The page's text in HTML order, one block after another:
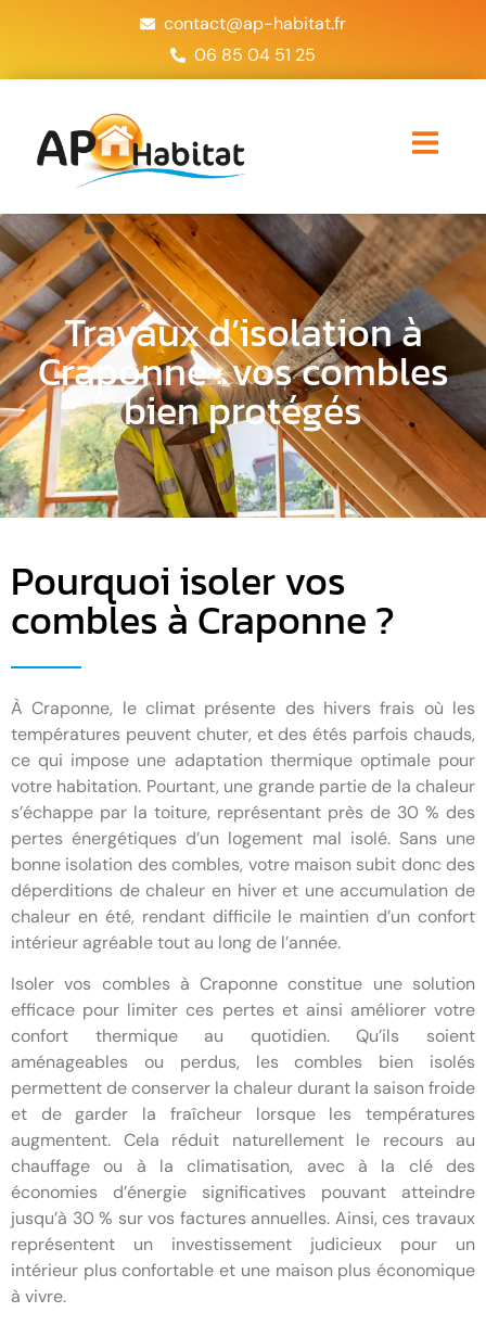
contact@ap-habitat.fr
06 85 04 51 25
Travaux d’isolation à
Craponne : vos combles
bien protégés
Pourquoi isoler vos
combles à Craponne ?
À Craponne, le climat présente des hivers frais où les
températures peuvent chuter, et des étés parfois chauds,
ce qui impose une adaptation thermique optimale pour
votre habitation. Pourtant, une grande partie de la chaleur
s’échappe par la toiture, représentant près de 30 % des
pertes énergétiques d’un logement mal isolé. Sans une
bonne isolation des combles, votre maison subit donc des
déperditions de chaleur en hiver et une accumulation de
chaleur en été, rendant difficile le maintien d’un confort
intérieur agréable tout au long de l’année.
Isoler vos combles à Craponne constitue une solution
efficace pour limiter ces pertes et ainsi améliorer votre
confort thermique au quotidien. Qu’ils soient
aménageables ou perdus, les combles bien isolés
permettent de conserver la chaleur durant la saison froide
et de garder la fraîcheur lorsque les températures
augmentent. Cela réduit naturellement le recours au
chauffage ou à la climatisation, avec à la clé des
économies d’énergie significatives pouvant atteindre
jusqu’à 30 % sur vos factures annuelles. Ainsi, ces travaux
représentent un investissement judicieux pour un
intérieur plus confortable et une maison plus économique
à vivre.